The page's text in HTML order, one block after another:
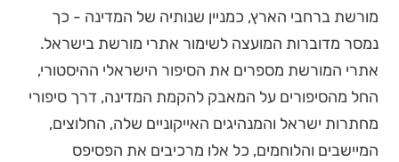
מורשת ברחבי הארץ, כמניין שנותיה של המדינה - כך
נמסר מדוברות המועצה לשימור אתרי מורשת בישראל.
אתרי המורשת מספרים את הסיפור הישראלי ההיסטורי,
החל מהסיפורים על המאבק להקמת המדינה, דרך סיפורי
מחתרות ישראל והמנהיגים האייקוניים שלה, החלוצים,
המיישבים והלוחמים, כל אלו מרכיבים את הפסיפס